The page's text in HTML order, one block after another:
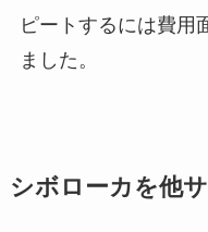
ピートするには費用
ました。
シボローカを他